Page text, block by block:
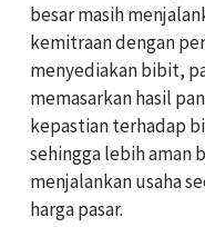
besar masih
kemitraan dengan
menyediakan bibit,
memasarkan hasil
kepastian terhadap
sehingga lebih aman
menjalankan usaha
harga pasar.